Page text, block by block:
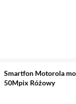
Smartfon Motorola
50Mpix Różowy